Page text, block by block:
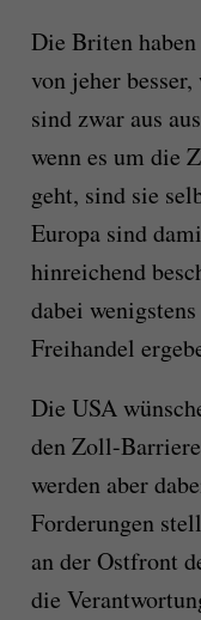
Die Briten
von jeher
sind zwar aus
wenn es um die
geht, sind sie
Europa sind
hinreichend
dabei
Freihandel
Die USA
den Zoll-
werden aber
Forderungen
an der Ostfront
die